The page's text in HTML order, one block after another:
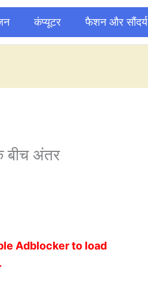
कंप्यूटर फैशन और सौंदर्य
अंतर
Adblocker to load